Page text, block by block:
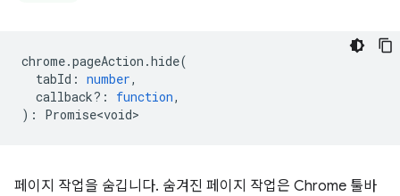
chrome.pageAction .hide(
tabId : number,
callback? : function,
) : Promise<void>
페이지 작업을 숨깁니다. 숨겨진 페이지 작업은 Chrome 툴바